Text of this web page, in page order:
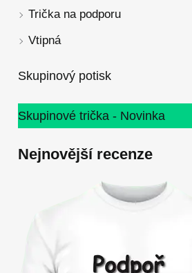
Trička na podporu
Vtipná
Skupinový potisk
Skupinové trička - Novinka
Nejnovější recenze